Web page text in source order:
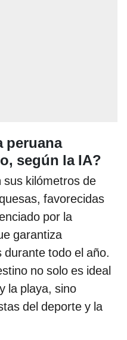
peruana
según la IA?
kilómetros de
favorecidas
por la
garantiza
todo el año.
no solo es ideal
la playa, sino
del deporte y la